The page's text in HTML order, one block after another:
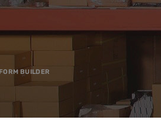
BUILDER